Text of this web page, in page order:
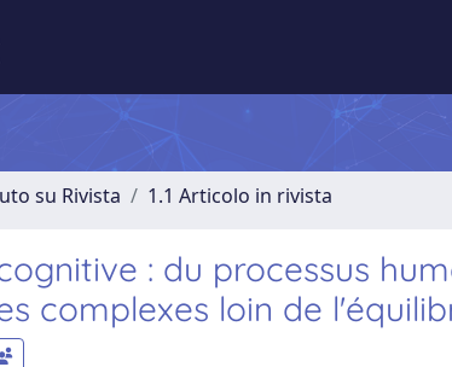
su Rivista 1.1 Articolo in rivista
: du processus
complexes loin de